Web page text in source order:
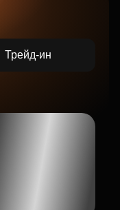
Трейд-ин